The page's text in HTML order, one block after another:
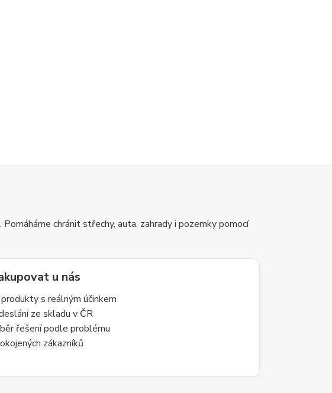
chránit střechy, auta, zahrady i pozemky pomocí
u nás
s reálným účinkem
ze skladu v ČR
řešení podle problému
zákazníků